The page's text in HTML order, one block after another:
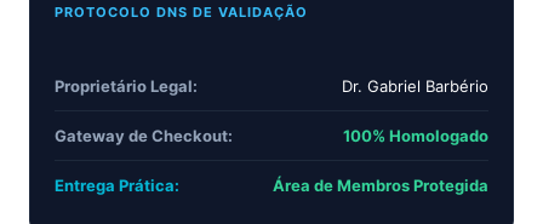
PROTOCOLO DNS DE VALIDAÇÃO
Proprietário Legal: Dr. Gabriel Barbério
Gateway de Checkout: 100% Homologado
Entrega Prática: Área de Membros Protegida